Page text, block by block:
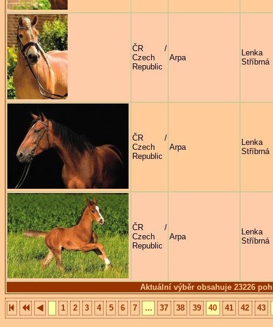
Aktuální výběr obsahuje 23226
ČR /
Czech
Republic
Arpa
Lenka
Stříbrná
ČR /
Czech
Republic
Arpa
Lenka
Stříbrná
ČR /
Czech
Republic
Arpa
Lenka
Stříbrná
1 2 3 4 5 6 7 ... 37 38 39 40 41 42 43